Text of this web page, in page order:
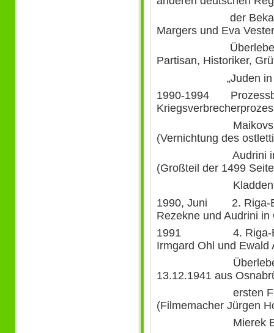
der
Margers und Eva
Überlebender
Partisan, Historiker,
„Juden in
1990-1994
Maikovskis am
(Vernichtung des
Audrini im
(Großteil der 1499
Kladden zu 205
1990, Juni 2. Riga-
Rezekne und Audrini in
1991 4. Riga-
Irmgard Ohl und Ewald
Überlebende
13.12.1941 aus
ersten Film zu
(Filmemacher Jürgen
Mierek